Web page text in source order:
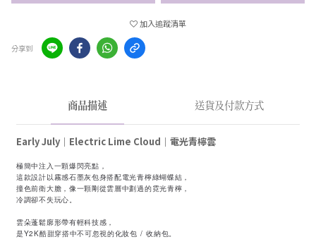
加入追蹤清單
分享到
商品描述 送貨及付款方式
Early July｜ Electric Lime Cloud ｜ 電光青檸雲
極簡中注入一顆爆閃亮點，
這款設計以霧感石墨灰包身搭配電光青檸綠蝴蝶結，
撞色前衛大膽，像一顆剛從雲層中劃過的霓光青檸，
冷調卻不失玩心。
雲朵蓬鬆廓形帶有輕科技感，
是Y2K酷甜穿搭中不可忽視的化妝包 / 收納包。